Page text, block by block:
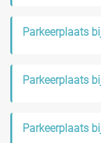
Parkeerplaats
Parkeerplaats
Parkeerplaats